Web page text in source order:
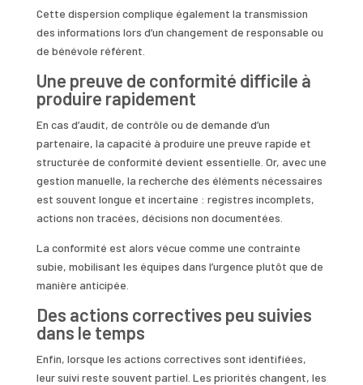
Cette dispersion complique également la transmission
des informations lors d’un changement de responsable ou
de bénévole référent.
Une preuve de conformité difficile à
produire rapidement
En cas d’audit, de contrôle ou de demande d’un
partenaire, la capacité à produire une preuve rapide et
structurée de conformité devient essentielle. Or, avec une
gestion manuelle, la recherche des éléments nécessaires
est souvent longue et incertaine : registres incomplets,
actions non tracées, décisions non documentées.
La conformité est alors vécue comme une contrainte
subie, mobilisant les équipes dans l’urgence plutôt que de
manière anticipée.
Des actions correctives peu suivies
dans le temps
Enfin, lorsque les actions correctives sont identifiées,
leur suivi reste souvent partiel. Les priorités changent, les